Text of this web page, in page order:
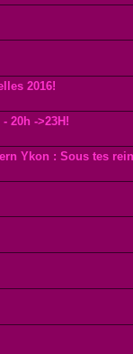
2016!
20h ->23H!
Ykon : Sous tes